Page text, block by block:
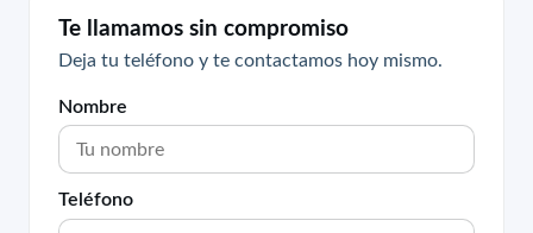
Te llamamos sin compromiso
Deja tu teléfono y te contactamos hoy mismo.
Nombre
Teléfono